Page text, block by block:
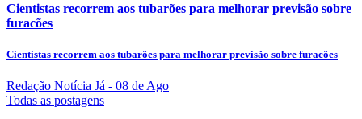
Cientistas recorrem aos tubarões para melhorar previsão sobre
furacões
Cientistas recorrem aos tubarões para melhorar previsão sobre furacões
Redação Notícia Já - 08 de Ago
Todas as postagens